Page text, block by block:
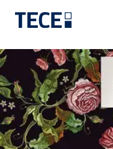
Direkt zum Inhalt